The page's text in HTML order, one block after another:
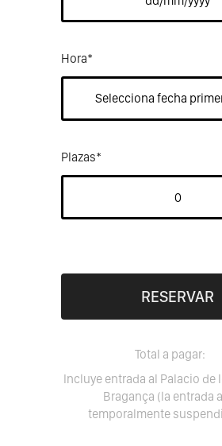
Hora*
Plazas*
RESERVAR
Total a pagar:
Incluye entrada al Palacio de
Bragança (la entrada
temporalmente